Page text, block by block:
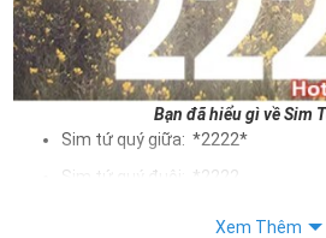
Bạn đã hiểu gì về Sim
Sim tứ quý giữa: *2222*
Sim tứ quý đuôi: *2222
Xem Thêm